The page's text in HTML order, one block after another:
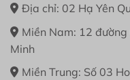
Địa chỉ: 02 Hạ Yên
Miền Nam: 12
Minh
Miền Trung: Số 03